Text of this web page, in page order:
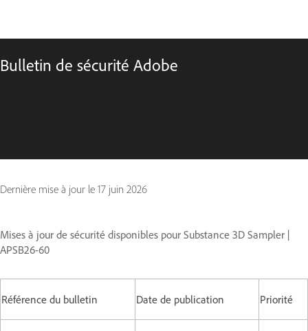
Bulletin de sécurité Adobe
Dernière mise à jour le 17 juin 2026
Mises à jour de sécurité disponibles pour Substance 3D Sampler |
APSB26-60
Référence du bulletin Date de publication Priorité